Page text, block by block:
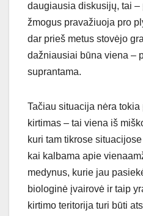
daugiausia diskusijų, tai
žmogus pravažiuoja pro
dar prieš metus stovėjo
dažniausiai būna viena –
suprantama.
Tačiau situacija nėra
kirtimas – tai viena iš
kuri tam tikrose
kai kalbama apie
medynus, kurie jau
biologinė įvairovė ir taip
kirtimo teritorija turi būti